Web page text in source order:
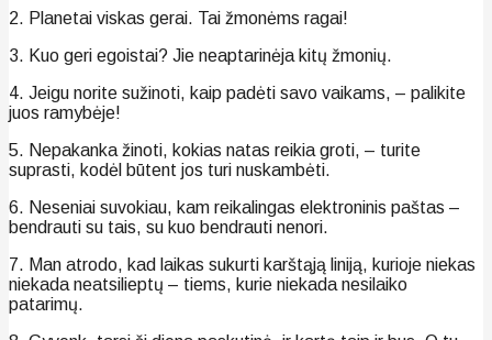
2. Planetai viskas gerai. Tai žmonėms ragai!
3. Kuo geri egoistai? Jie neaptarinėja kitų žmonių.
4. Jeigu norite sužinoti, kaip padėti savo vaikams, – palikite
juos ramybėje!
5. Nepakanka žinoti, kokias natas reikia groti, – turite
suprasti, kodėl būtent jos turi nuskambėti.
6. Neseniai suvokiau, kam reikalingas elektroninis paštas –
bendrauti su tais, su kuo bendrauti nenori.
7. Man atrodo, kad laikas sukurti karštąją liniją, kurioje niekas
niekada neatsilieptų – tiems, kurie niekada nesilaiko
patarimų.